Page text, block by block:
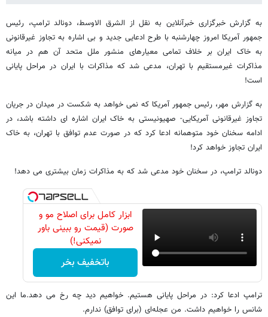
به گزارش خبرگزاری خبرآنلاین به نقل از الشرق الاوسط، دونالد ترامپ، رئیس
جمهور آمریکا امروز چهارشنبه با طرح ادعایی جدید و بی اشاره به تجاوز غیرقانونی
به خاک ایران بر خلاف تمامی معیارهای منشور ملل متحد آن هم در میانه
مذاکرات غیرمستقیم با تهران، مدعی شد که مذاکرات با ایران در مراحل پایانی
است!
به گزارش مهر، رئیس جمهور آمریکا که نمی خواهد به شکست در میدان در جریان
تجاوز غیرقانونی آمریکایی- صهیونیستی به خاک ایران اشاره ای داشته باشد، در
ادامه سخنان خود متوهمانه ادعا کرد که در صورت عدم توافق با تهران، به خاک
ایران تجاوز خواهد کرد!
دونالد ترامپ، در سخنان خود مدعی شد که به مذاکرات زمان بیشتری می دهد!
ابزار کامل برای اصلاح مو و
صورت (قیمت رو ببینی باور
نمیکنی!)
باتخفیف بخر
ترامپ ادعا کرد: در مراحل پایانی هستیم. خواهیم دید چه رخ می دهد.ما این
شانس را خواهیم داشت. من عجله‌ای (برای توافق) ندارم.